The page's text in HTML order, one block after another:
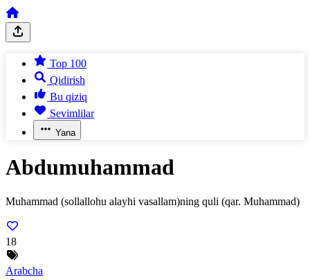
Top 100
Qidirish
Bu qiziq
Sevimlilar
Yana
Abdumuhammad
Muhammad (sollallohu alayhi vasallam)ning quli (qar. Muhammad)
18
Arabcha